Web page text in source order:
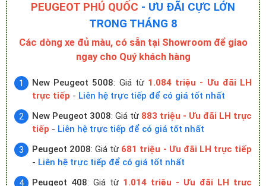
PEUGEOT PHÚ QUỐC - ƯU ĐÃI CỰC LỚN
TRONG THÁNG 8
Các dòng xe đủ màu, có sẵn tại Showroom để giao
ngay cho Quý khách hàng
New Peugeot 5008: Giá từ 1.084 triệu - Ưu đãi LH
trực tiếp - Liên hệ trực tiếp để có giá tốt nhất
New Peugeot 3008: Giá từ 883 triệu - Ưu đãi LH trực
tiếp - Liên hệ trực tiếp để có giá tốt nhất
Peugeot 2008: Giá từ 681 triệu - Ưu đãi LH trực tiếp
- Liên hệ trực tiếp để có giá tốt nhất
Peugeot 408: Giá từ 1.014 triệu - Ưu đãi LH trực